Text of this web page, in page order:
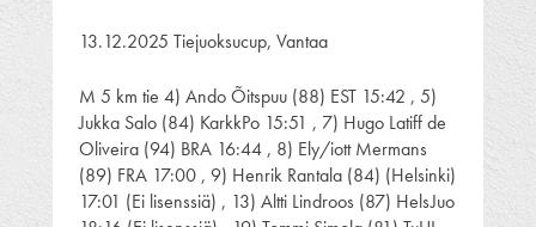
13.12.2025 Tiejuoksucup, Vantaa
M 5 km tie 4) Ando Õitspuu (88) EST 15:42 , 5)
Jukka Salo (84) KarkkPo 15:51 , 7) Hugo Latiff de
Oliveira (94) BRA 16:44 , 8) Ely/iott Mermans
(89) FRA 17:00 , 9) Henrik Rantala (84) (Helsinki)
17:01 (Ei lisenssiä) , 13) Altti Lindroos (87) HelsJuo